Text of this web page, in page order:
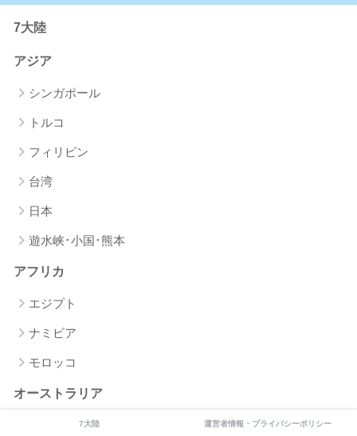
7大陸
アジア
シンガポール
トルコ
フィリピン
台湾
日本
遊水峡･小国･熊本
アフリカ
エジプト
ナミビア
モロッコ
オーストラリア
7大陸 運営者情報・プライバシーポリシー